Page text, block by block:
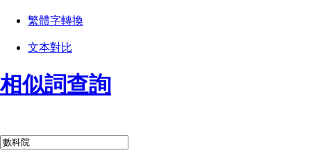
繁體字轉換
文本對比
相似詞查詢